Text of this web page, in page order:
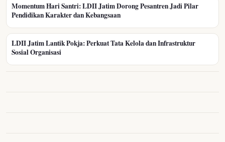
Momentum Hari Santri: LDII Jatim Dorong Pesantren Jadi Pilar
Pendidikan Karakter dan Kebangsaan
LDII Jatim Lantik Pokja: Perkuat Tata Kelola dan Infrastruktur
Sosial Organisasi